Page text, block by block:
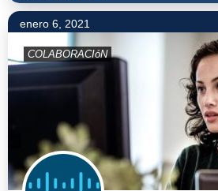
enero 6, 2021
COLABORACIóN